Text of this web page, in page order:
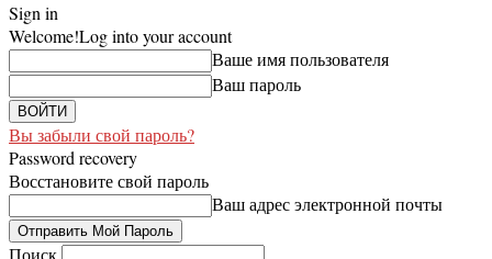
Sign in
Welcome!Log into your account
Ваше имя пользователя
Ваш пароль
Вы забыли свой пароль?
Password recovery
Восстановите свой пароль
Ваш адрес электронной почты
Поиск